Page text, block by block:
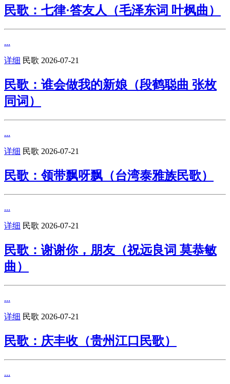
民歌：七律·答友人（毛泽东词 叶枫曲）
...
详细 民歌 2026-07-21
民歌：谁会做我的新娘（段鹤聪曲 张枚
同词）
...
详细 民歌 2026-07-21
民歌：领带飘呀飘（台湾泰雅族民歌）
...
详细 民歌 2026-07-21
民歌：谢谢你，朋友（祝远良词 莫恭敏
曲）
...
详细 民歌 2026-07-21
民歌：庆丰收（贵州江口民歌）
...